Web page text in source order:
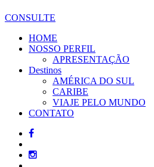
CONSULTE
HOME
NOSSO PERFIL
APRESENTAÇÃO
Destinos
AMÉRICA DO SUL
CARIBE
VIAJE PELO MUNDO
CONTATO